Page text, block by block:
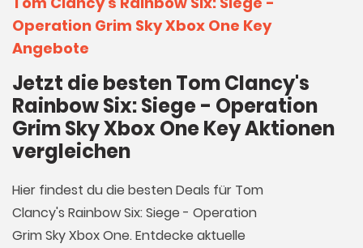
Operation Grim Sky Xbox One Key
Angebote
Jetzt die besten Tom Clancy's
Rainbow Six: Siege - Operation
Grim Sky Xbox One Key Aktionen
vergleichen
Hier findest du die besten Deals für Tom
Clancy's Rainbow Six: Siege - Operation
Grim Sky Xbox One. Entdecke aktuelle